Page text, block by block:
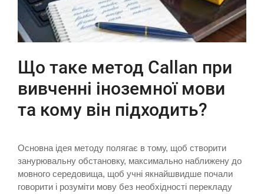
Що таке метод Callan при
вивченні іноземної мови
та кому він підходить?
Основна ідея методу полягає в тому, щоб створити
занурювальну обстановку, максимально наближену до
мовного середовища, щоб учні якнайшвидше почали
говорити і розуміти мову без необхідності перекладу